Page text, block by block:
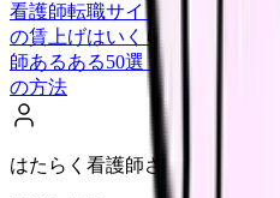
看護師転職サイトランキング
の賃上げはいくら？2026年度
師あるある50選【共感必至】
の方法
はたらく看護師さん編集部